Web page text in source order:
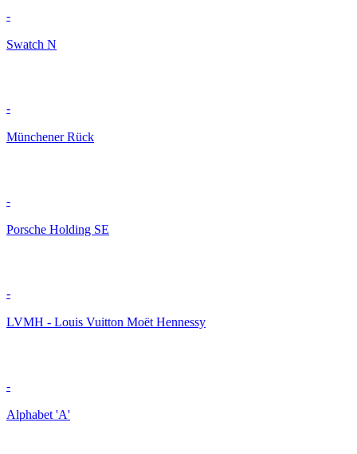
-
Swatch N
-
Münchener Rück
-
Porsche Holding SE
-
LVMH - Louis Vuitton Moët Hennessy
-
Alphabet 'A'